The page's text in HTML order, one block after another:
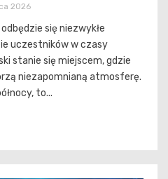
2026
się niezwykłe
uczestników w czasy
stanie się miejscem, gdzie
niezapomnianą atmosferę.
to...